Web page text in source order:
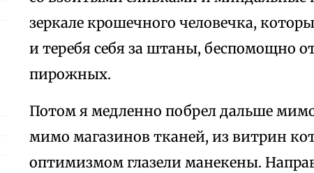
зеркале крошечного человечка,
и теребя себя за штаны, беспомощно
пирожных.
Потом я медленно побрел дальше
мимо магазинов тканей, из витрин
оптимизмом глазели манекены.